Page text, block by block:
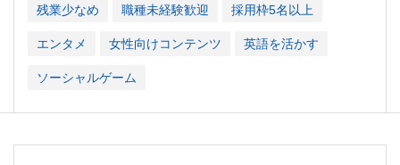
残業少なめ 職種未経験歓迎 採用枠5名以上
エンタメ 女性向けコンテンツ 英語を活かす
ソーシャルゲーム